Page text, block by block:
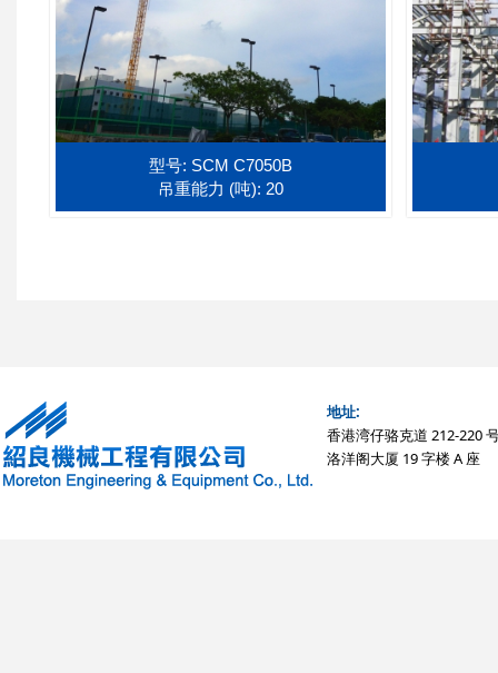
型号: SCM C7050B
吊重能力 (吨): 20
地址:
香港湾仔骆克道 212-220
洛洋阁大厦 19 字楼 A 座